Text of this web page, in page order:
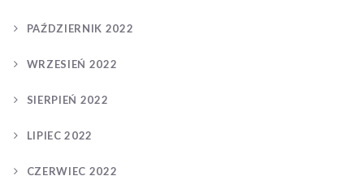
PAŹDZIERNIK 2022
WRZESIEŃ 2022
SIERPIEŃ 2022
LIPIEC 2022
CZERWIEC 2022